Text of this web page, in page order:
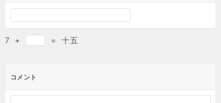
7 + = 十五
コメント